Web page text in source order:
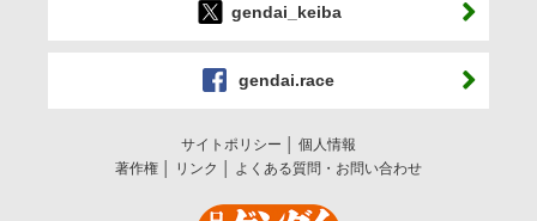
gendai_keiba
gendai.race
サイトポリシー
個人情報
著作権
リンク よくある質問・お問い合わせ